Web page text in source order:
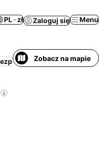
PL · zł Zaloguj się Menu
anulowanie Sauna
Zobacz na mapie